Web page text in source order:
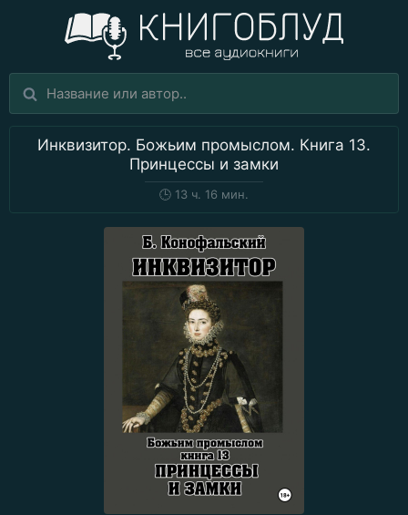
Инквизитор. Божьим промыслом. Книга 13.
Принцессы и замки
🕒 13 ч. 16 мин.